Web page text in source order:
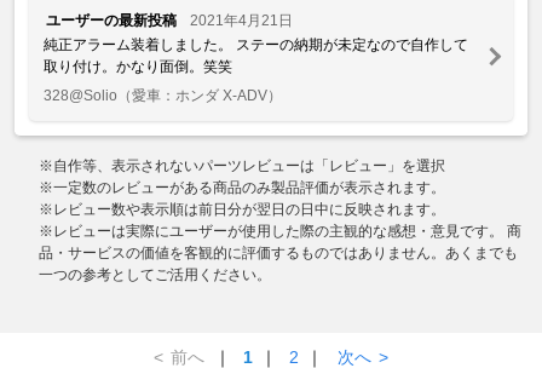
ユーザーの最新投稿
2021年4月21日
純正アラーム装着しました。 ステーの納期が未定なので自作して
取り付け。かなり面倒。笑笑
328@Solio （愛車：ホンダ X-ADV）
※自作等、表示されないパーツレビューは「レビュー」を選択
※一定数のレビューがある商品のみ製品評価が表示されます。
※レビュー数や表示順は前日分が翌日の日中に反映されます。
※レビューは実際にユーザーが使用した際の主観的な感想・意見です。 商
品・サービスの価値を客観的に評価するものではありません。あくまでも
一つの参考としてご活用ください。
< 前へ ｜ 1 ｜ 2 ｜ 次へ >